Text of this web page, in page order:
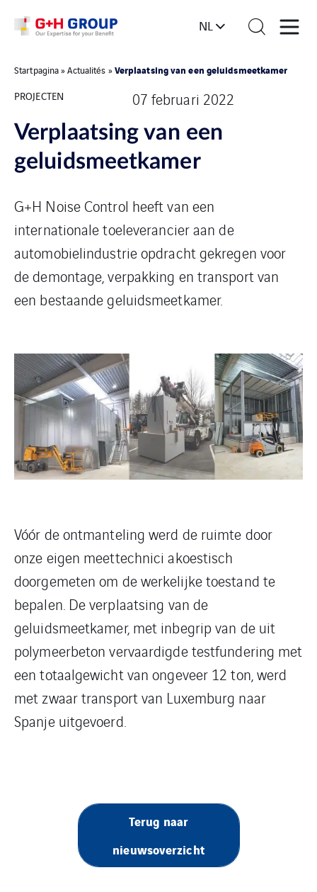
NL
Startpagina»Actualités »Verplaatsing van een geluidsmeetkamer
PROJECTEN
07 februari 2022
Verplaatsing van een
geluidsmeetkamer
G+H Noise Control heeft van een
internationale toeleverancier aan de
automobielindustrie opdracht gekregen voor
de demontage, verpakking en transport van
een bestaande geluidsmeetkamer.
Vóór de ontmanteling werd de ruimte door
onze eigen meettechnici akoestisch
doorgemeten om de werkelijke toestand te
bepalen. De verplaatsing van de
geluidsmeetkamer, met inbegrip van de uit
polymeerbeton vervaardigde testfundering met
een totaalgewicht van ongeveer 12 ton, werd
met zwaar transport van Luxemburg naar
Spanje uitgevoerd.
Terug naar
nieuwsoverzicht